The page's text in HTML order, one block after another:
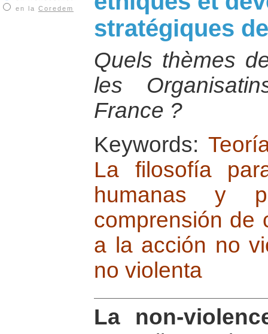
en la Coredem
stratégiques
Quels thèmes
les
France ?
Keywords:
La filosofía
humanas y
comprensión de
a la acción no
no violenta
La non-